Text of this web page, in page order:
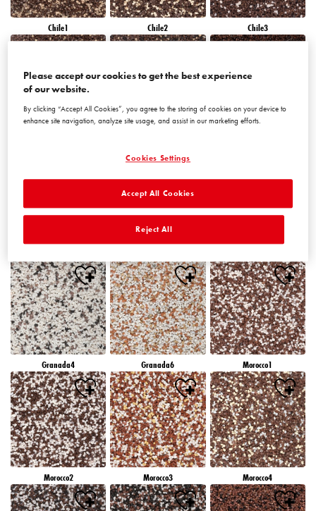
Chile1 Chile2 Chile3
Granada4 Granada6 Morocco1
Morocco2 Morocco3 Morocco4
Please accept our cookies to get the best experience
of our website.
By clicking “Accept All Cookies”, you agree to the storing of cookies on your device to
enhance site navigation, analyze site usage, and assist in our marketing efforts.
Cookies Settings
Reject All
Accept All Cookies